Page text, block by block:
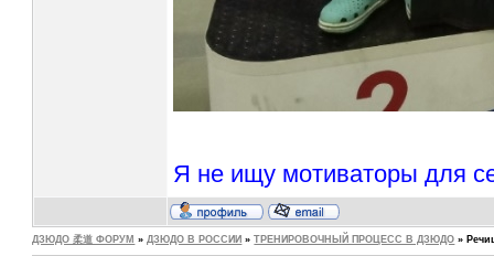
Я не ищу мотиваторы для
ДЗЮДО 柔道 ФОРУМ » ДЗЮДО В РОССИИ » ТРЕНИРОВОЧНЫЙ ПРОЦЕСС В ДЗЮДО »